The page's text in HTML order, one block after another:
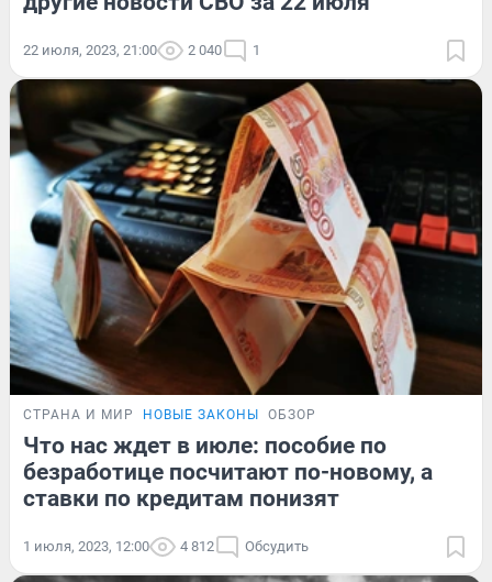
22 июля, 2023, 21:00 2 040 1
СТРАНА И МИР НОВЫЕ ЗАКОНЫ ОБЗОР
Что нас ждет в июле: пособие по
безработице посчитают по-новому, а
ставки по кредитам понизят
1 июля, 2023, 12:00 4 812 Обсудить